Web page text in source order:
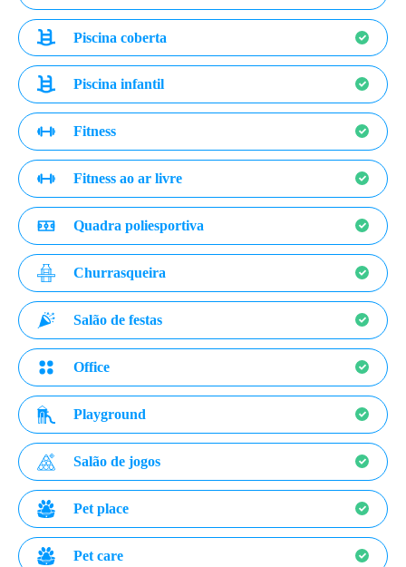
Piscina coberta
Piscina infantil
Fitness
Fitness ao ar livre
Quadra poliesportiva
Churrasqueira
Salão de festas
Office
Playground
Salão de jogos
Pet place
Pet care